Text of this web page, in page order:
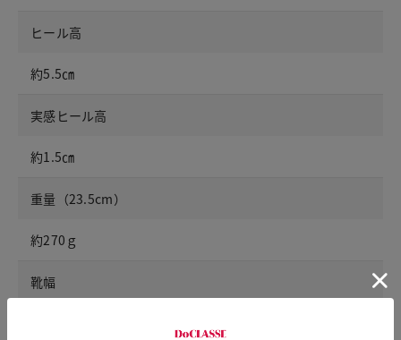
ヒール高
約5.5㎝
実感ヒール高
約1.5㎝
重量（23.5cm）
約270ｇ
靴幅